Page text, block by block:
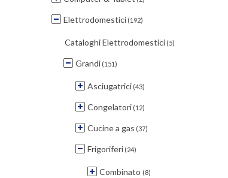
Elettrodomestici (192)
Cataloghi Elettrodomestici (5)
Grandi (151)
Asciugatrici (43)
Congelatori (12)
Cucine a gas (37)
Frigoriferi (24)
Combinato (8)